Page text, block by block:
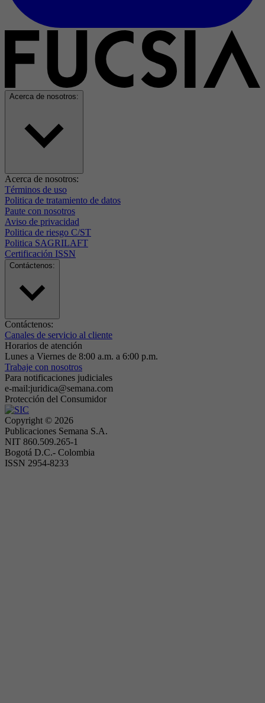
Acerca de nosotros:
Acerca de nosotros:
Términos de uso
Politica de tratamiento de datos
Paute con nosotros
Aviso de privacidad
Politica de riesgo C/ST
Politica SAGRILAFT
Certificación ISSN
Contáctenos:
Contáctenos:
Canales de servicio al cliente
Horarios de atención
Lunes a Viernes de 8:00 a.m. a 6:00 p.m.
Trabaje con nosotros
Para notificaciones judiciales
e-mail:juridica@semana.com
Protección del Consumidor
Copyright © 2026
Publicaciones Semana S.A.
NIT 860.509.265-1
Bogotá D.C.- Colombia
ISSN 2954-8233